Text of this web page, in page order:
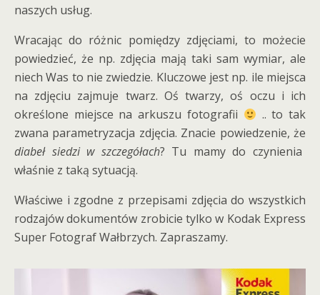
naszych usług.
Wracając do różnic pomiędzy zdjęciami, to możecie
powiedzieć, że np. zdjęcia mają taki sam wymiar, ale
niech Was to nie zwiedzie. Kluczowe jest np. ile miejsca
na zdjęciu zajmuje twarz. Oś twarzy, oś oczu i ich
określone miejsce na arkuszu fotografii
.. to tak
zwana parametryzacja zdjęcia. Znacie powiedzenie, że
diabeł siedzi w szczegółach? Tu mamy do czynienia
właśnie z taką sytuacją.
Właściwe i zgodne z przepisami zdjęcia do wszystkich
rodzajów dokumentów zrobicie tylko w Kodak Express
Super Fotograf Wałbrzych. Zapraszamy.